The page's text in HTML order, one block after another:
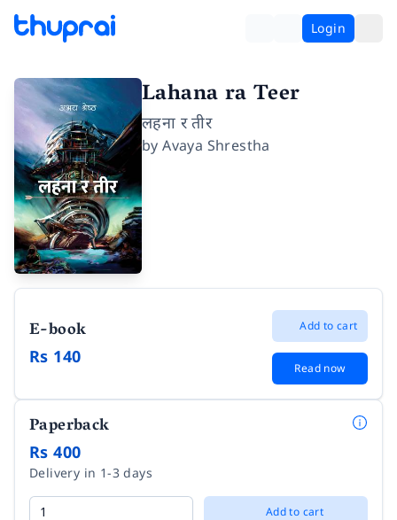
Login
Lahana ra Teer
लहना र तीर
byAvaya Shrestha
E-book
Rs 140
Add to cart
Read now
Paperback
Rs 400
Delivery in 1-3 days
Add to cart